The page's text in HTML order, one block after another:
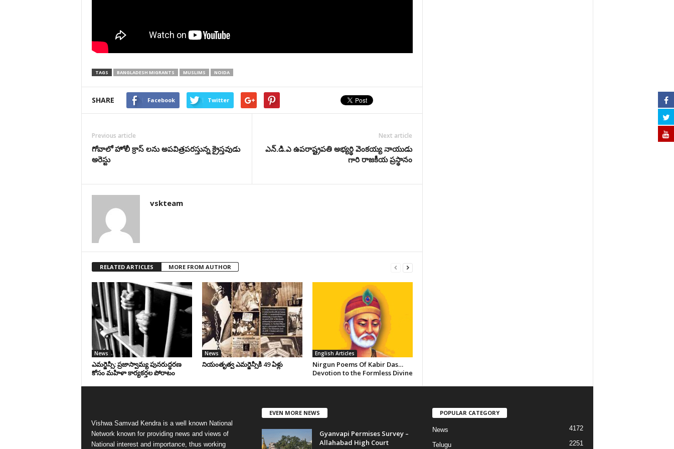
TAGS BANGLADESH MIGRANTS MUSLIMS NOIDA
SHARE Facebook Twitter
Previous article
గోవాలో హోలీ క్రాస్ లను అపవిత్రపరస్తున్న క్రైస్తవుడు
అరెస్టు
Next article
ఎన్.డి.ఎ ఉపరాష్ట్రపతి అభ్యర్థి వెంకయ్య నాయుడు
గారి రాజకీయ ప్రస్థానం
vskteam
RELATED ARTICLES MORE FROM AUTHOR
News
ఎమర్జెన్సీ: ప్రజాస్వామ్య పునరుద్ధరణ
కోసం మహిళా కార్యకర్తల పోరాటం
News
నియంతృత్వ ఎమర్జెన్సీకి 49 ఏళ్లు
English Articles
Nirgun Poems Of Kabir Das…
Devotion to the Formless Divine
Vishwa Samvad Kendra is a well known National
Network known for providing news and views of
National interest and importance, thus working
EVEN MORE NEWS
Gyanvapi Permises Survey –
Allahabad High Court
POPULAR CATEGORY
News 4172
Telugu 2251